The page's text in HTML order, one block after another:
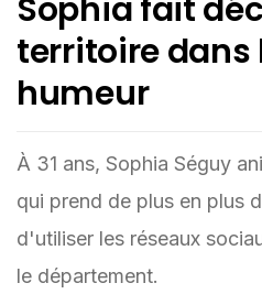
Sophia fait
territoire dans
humeur
À 31 ans, Sophia Séguy
qui prend de plus en plus
d'utiliser les réseaux
le département.